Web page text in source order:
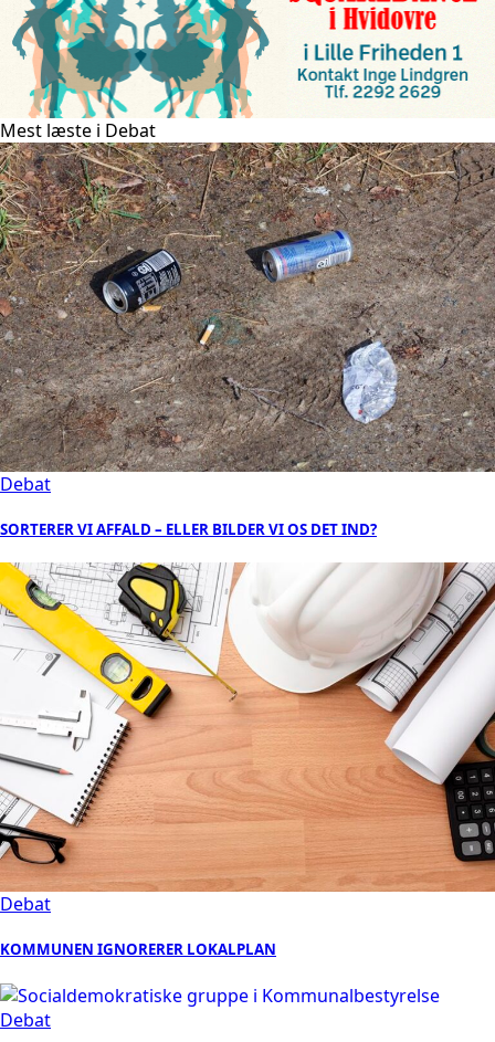
Mest læste i Debat
Debat
SORTERER VI AFFALD – ELLER BILDER VI OS DET IND?
Debat
KOMMUNEN IGNORERER LOKALPLAN
Debat